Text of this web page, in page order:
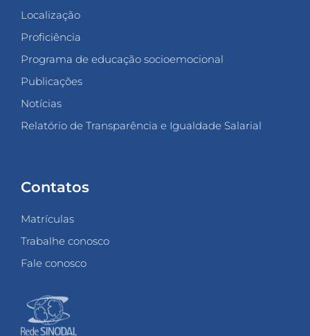
Localização
Proficiência
Programa de educação socioemocional
Publicações
Notícias
Relatório de Transparência e Igualdade Salarial
Contatos
Matrículas
Trabalhe conosco
Fale conosco